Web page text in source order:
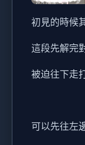
初見的時候
這段先解完
被迫往下走
可以先往左